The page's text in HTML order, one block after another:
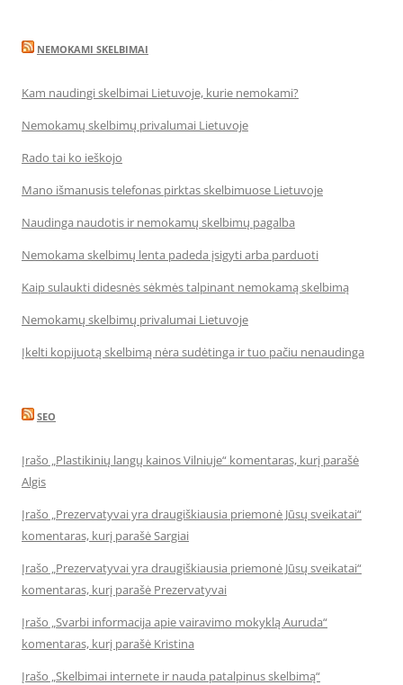
NEMOKAMI SKELBIMAI
Kam naudingi skelbimai Lietuvoje, kurie nemokami?
Nemokamų skelbimų privalumai Lietuvoje
Rado tai ko ieškojo
Mano išmanusis telefonas pirktas skelbimuose Lietuvoje
Naudinga naudotis ir nemokamų skelbimų pagalba
Nemokama skelbimų lenta padeda įsigyti arba parduoti
Kaip sulaukti didesnės sėkmės talpinant nemokamą skelbimą
Nemokamų skelbimų privalumai Lietuvoje
Įkelti kopijuotą skelbimą nėra sudėtinga ir tuo pačiu nenaudinga
SEO
Įrašo „Plastikinių langų kainos Vilniuje“ komentaras, kurį parašė
Algis
Įrašo „Prezervatyvai yra draugiškiausia priemonė Jūsų sveikatai“
komentaras, kurį parašė Sargiai
Įrašo „Prezervatyvai yra draugiškiausia priemonė Jūsų sveikatai“
komentaras, kurį parašė Prezervatyvai
Įrašo „Svarbi informacija apie vairavimo mokyklą Auruda“
komentaras, kurį parašė Kristina
Įrašo „Skelbimai internete ir nauda patalpinus skelbimą“